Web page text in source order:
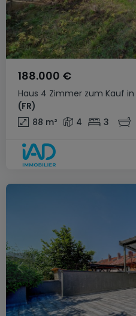
Haus 4 Zimmer zum Kauf in
(FR)
188.000 €
88 m² 4 3